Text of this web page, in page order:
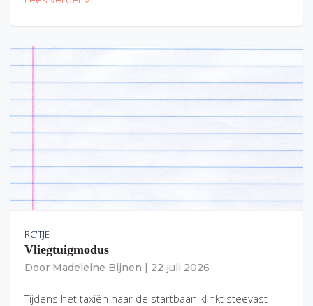
RC'TJE
Vliegtuigmodus
Door Madeleine Bijnen 22 juli 2026
Tijdens het taxiën naar de startbaan klinkt steevast